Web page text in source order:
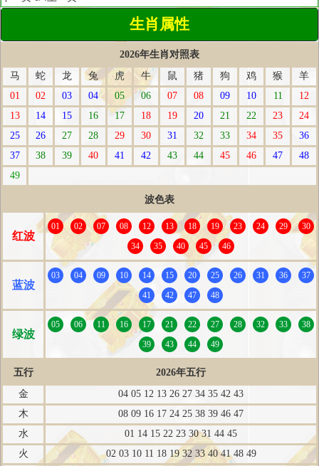
生肖属性
2026年生肖对照表
马
蛇 龙 兔 虎 牛 鼠 猪 狗 鸡 猴
羊
01
02 03 04 05 06 07 08 09 10 11
12
13
14 15 16 17 18 19 20 21 22 23
24
25
26 27 28 29 30 31 32 33 34 35
36
37
38 39 40 41 42 43 44 45 46 47
48
49
波色表
红波
01 02 07 08 12 13 18 19 23 24 29
30
34
35 40 45 46
蓝波
03 04 09 10 14 15 20 25 26 31 36
37
41
42 47 48
绿波
05 06 11 16 17 21 22 27 28 32 33
38
39
43 44 49
五行
2026年五行
金
04 05 12 13 26 27 34 35 42 43
木
08 09 16 17 24 25 38 39 46 47
水
01 14 15 22 23 30 31 44 45
火
02 03 10 11 18 19 32 33 40 41 48 49